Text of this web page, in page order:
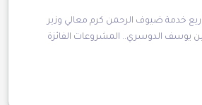
خدمة ضيوف الرحمن‏⁧ كرم معالي وزير
بن يوسف الدوسري.. المشروعات الفائزة